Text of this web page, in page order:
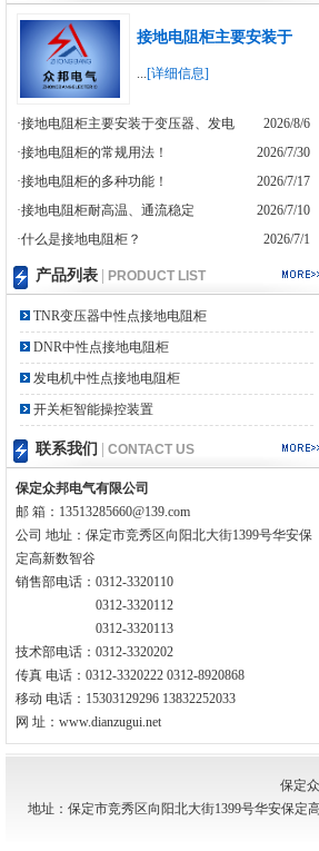
接地电阻柜主要安装于
...[详细信息]
·接地电阻柜主要安装于变压器、发电
2026/8/6
·接地电阻柜的常规用法！
2026/7/30
·接地电阻柜的多种功能！
2026/7/17
·接地电阻柜耐高温、通流稳定
2026/7/10
·什么是接地电阻柜？
2026/7/1
产品列表 PRODUCT LIST
TNR变压器中性点接地电阻柜
DNR中性点接地电阻柜
发电机中性点接地电阻柜
开关柜智能操控装置
联系我们 CONTACT US
保定众邦电气有限公司
邮 箱：13513285660@139.com
公司 地址：保定市竞秀区向阳北大街1399号华安保
定高新数智谷
销售部电话：0312-3320110
0312-3320112
0312-3320113
技术部电话：0312-3320202
传真 电话：0312-3320222 0312-8920868
移动 电话：15303129296 13832252033
网 址：www.dianzugui.net
保定
地址：保定市竞秀区向阳北大街1399号华安保定高